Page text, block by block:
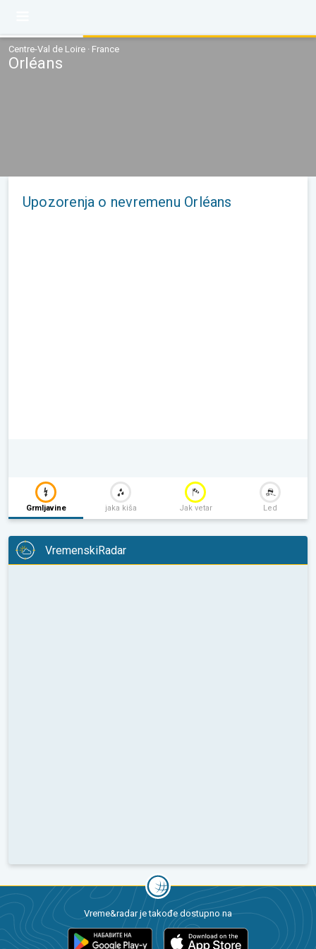
Centre-Val de Loire · France
Orléans
Upozorenja o nevremenu Orléans
Grmljavine jaka kiša Jak vetar Led
VremenskiRadar
Vreme&radar je takođe dostupno na